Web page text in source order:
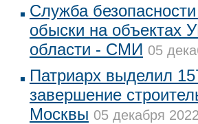
Служба
обыски на объектах
области - СМИ 05
Патриарх выделил
завершение
Москвы 05 декабря